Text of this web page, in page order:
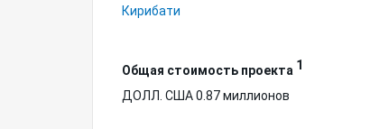
Кирибати
Общая стоимость проекта 1
ДОЛЛ. США 0.87 миллионов